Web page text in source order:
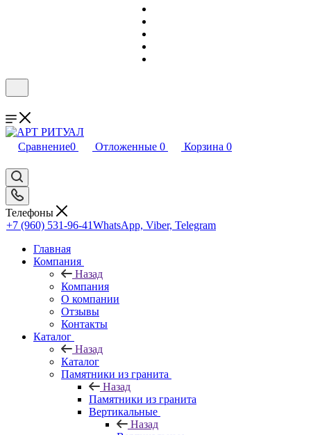
Сравнение0 Отложенные 0 Корзина 0
Телефоны
+7 (960) 531-96-41WhatsApp, Viber, Telegram
Главная
Компания
Назад
Компания
О компании
Отзывы
Контакты
Каталог
Назад
Каталог
Памятники из гранита
Назад
Памятники из гранита
Вертикальные
Назад